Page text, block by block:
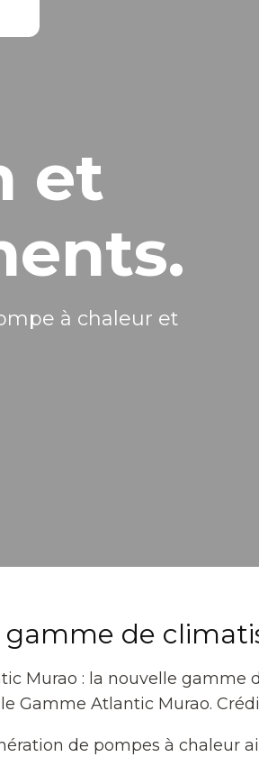
et
à chaleur et
de
Gamme Atlantic Murao.
de pompes à chaleur